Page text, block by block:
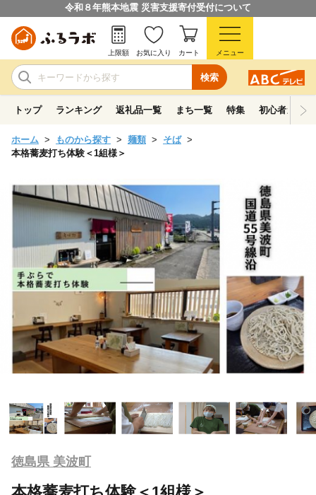
令和８年熊本地震 災害支援寄付受付について
検索
上限額 お気に入り カート メニュー
トップ ランキング 返礼品一覧 まち一覧 特集 初心者ガイド
ホーム ものから探す 麺類
そば
本格蕎麦打ち体験＜1組様＞
徳島県 美波町